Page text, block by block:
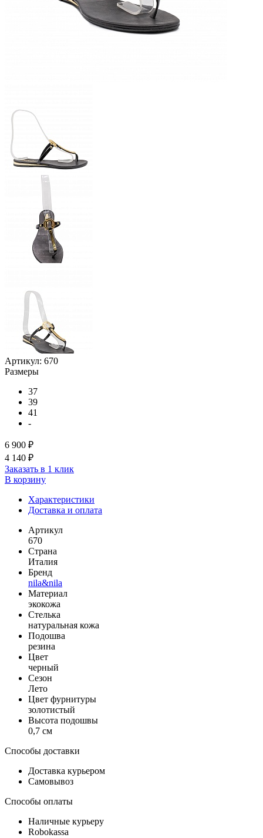
Артикул: 670
Размеры
37
39
41
-
6 900 ₽
4 140 ₽
Заказать в 1 клик
В корзину
Характеристики
Доставка и оплата
Артикул
670
Страна
Италия
Бренд
nila&nila
Материал
экокожа
Стелька
натуральная кожа
Подошва
резина
Цвет
черный
Сезон
Лето
Цвет фурнитуры
золотистый
Высота подошвы
0,7 см
Способы доставки
Доставка курьером
Самовывоз
Способы оплаты
Наличные курьеру
Robokassa